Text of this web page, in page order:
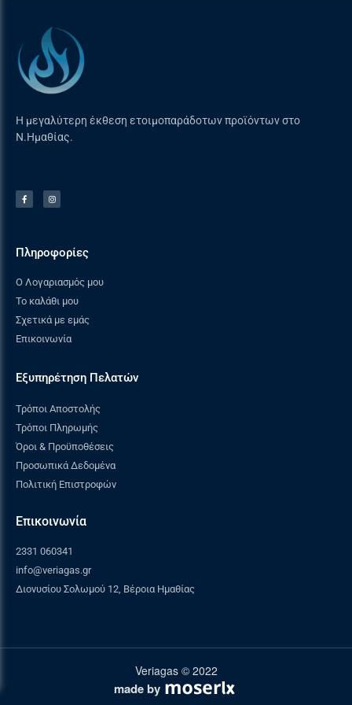
Η μεγαλύτερη έκθεση ετοιμοπαράδοτων προϊόντων στο
Ν.Ημαθίας.
Πληροφορίες
Ο Λογαριασμός μου
Το καλάθι μου
Σχετικά με εμάς
Επικοινωνία
Εξυπηρέτηση Πελατών
Τρόποι Αποστολής
Τρόποι Πληρωμής
Όροι & Προϋποθέσεις
Προσωπικά Δεδομένα
Πολιτική Επιστροφών
Επικοινωνία
2331 060341
info@veriagas.gr
Διονυσίου Σολωμού 12, Βέροια Ημαθίας
Veriagas © 2022
made by